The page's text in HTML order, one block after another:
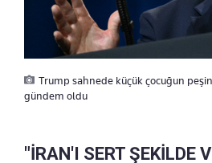
Trump sahnede küçük çocuğun
gündem oldu
"İRAN'I SERT ŞEKİLDE